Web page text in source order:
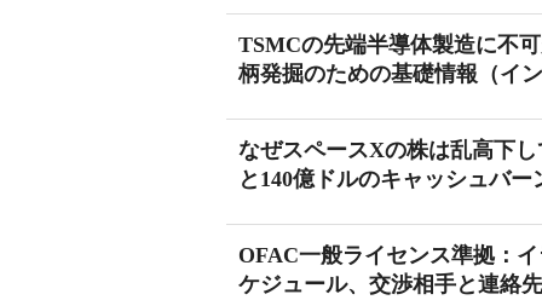
TSMCの先端半導体製造に不
柄発掘のための基礎情報（イン
なぜスペースXの株は乱高下
と140億ドルのキャッシュバー
OFAC一般ライセンス準拠：
ケジュール、交渉相手と連絡